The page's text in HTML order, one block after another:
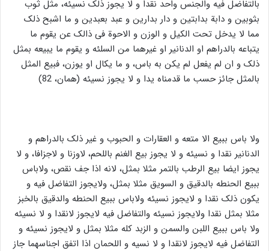
بالتفاضل فیه والجنس واحد نقدا و لا يجوز ذلک نسیئه، مثل ثوب
بثوبین و دابة بدابتین و دار بدارین و عبد بعبدین و ما اشبح ذلک
مما لا یدخل تحت الکیل و الوزن و الاحوة فی ذالک عن یقوم ما
یتباعه بالدراهم او الدنانیر او غيرهما من السلئه و یقوم ما یبیعه بمثل
ذلک و ان لم یفعل لم یکن به باس، و ما یکال او یوزن، فبیع المثل
بالمثل جائز حسب ما قدمناه یدا و لا يجوز نسیئه (همان، 82)
ولا باس ببیع الا متعه و العقارات و الحبوب و غیر ذلک بالدراهم و
الدنانیر نقدا و نسیئه و لا یجوز بیع الغنم باللحم، لاوزنا و لاجزافا، و لا
یجوز ایضا بیع الرطب بالتمر مثلا بمثل، لانه اذا جف نقص، ولاباس
ببیع الحنطه بالدقیق و السویق مثلا بمثل، ولایجوز التفاضل فیه و
یکون ذلک نقدا و لایجوز نسیئه ولاباس ببیع الحنطه والدقیق بالخبز
مثلا بمثل نقدا ولایجوز نسیئه والتفاضل فیه لایجوز لانقدا و لا نسیئه
ولا باس ببیع اللبن والسمن و الزبد کله مثلا بمثل و لایجوز نسیئه و
التفاضل فیه لایجوز لانقدا و لا نسیه و اللحمان اذا اتفق اجناسهما جاز